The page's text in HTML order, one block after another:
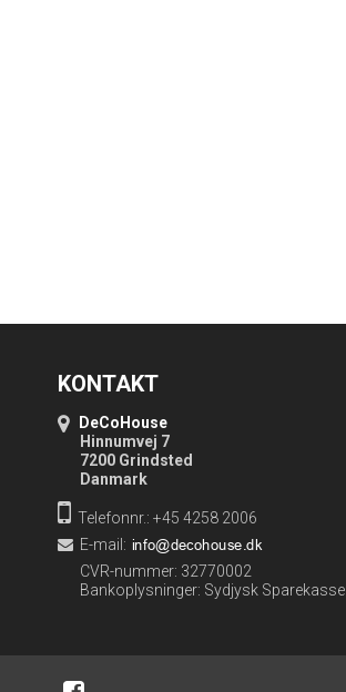
KONTAKT
DeCoHouse
Hinnumvej 7
7200 Grindsted
Danmark
Telefonnr.: +45 4258 2006
E-mail :
CVR-nummer: 32770002
Bankoplysninger: Sydjysk Sparekasse